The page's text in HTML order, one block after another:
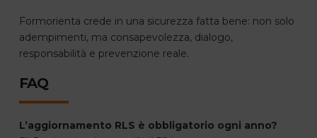
Formorienta crede in una sicurezza fatta bene: non solo
adempimenti, ma consapevolezza, dialogo,
responsabilità e prevenzione reale.
FAQ
L’aggiornamento RLS è obbligatorio ogni anno?